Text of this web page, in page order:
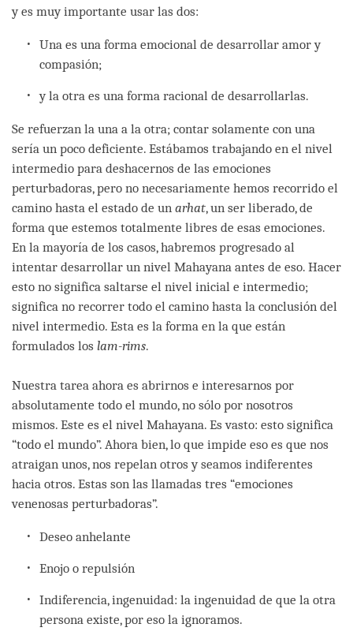
y es muy importante usar las dos:
Una es una forma emocional de desarrollar amor y
compasión;
y la otra es una forma racional de desarrollarlas.
Se refuerzan la una a la otra; contar solamente con una
sería un poco deficiente. Estábamos trabajando en el nivel
intermedio para deshacernos de las emociones
perturbadoras, pero no necesariamente hemos recorrido el
camino hasta el estado de un arhat, un ser liberado, de
forma que estemos totalmente libres de esas emociones.
En la mayoría de los casos, habremos progresado al
intentar desarrollar un nivel Mahayana antes de eso. Hacer
esto no significa saltarse el nivel inicial e intermedio;
significa no recorrer todo el camino hasta la conclusión del
nivel intermedio. Esta es la forma en la que están
formulados los lam-rims.
Nuestra tarea ahora es abrirnos e interesarnos por
absolutamente todo el mundo, no sólo por nosotros
mismos. Este es el nivel Mahayana. Es vasto: esto significa
“todo el mundo”. Ahora bien, lo que impide eso es que nos
atraigan unos, nos repelan otros y seamos indiferentes
hacia otros. Estas son las llamadas tres “emociones
venenosas perturbadoras”.
Deseo anhelante
Enojo o repulsión
Indiferencia, ingenuidad: la ingenuidad de que la otra
persona existe, por eso la ignoramos.